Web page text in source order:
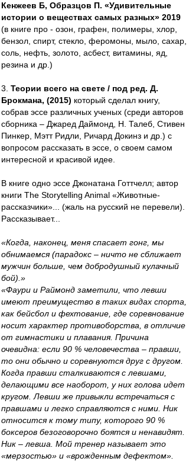
Кенжеев Б, Образцов П. «Удивительные
истории о веществах самых разных» 2019
(в книге про - озон, графен, полимеры, хлор,
бензол, спирт, стекло, феромоны, мыло, сахар,
соль, нефть, золото, асбест, витамины, яд,
резина и др.)
3. Теории всего на свете / под ред. Д.
Брокмана, (2015) который сделал книгу,
собрав эссе различных ученых (среди авторов
сборника – Джаред Даймонд, Н. Талеб, Стивен
Пинкер, Мэтт Ридли, Ричард Докинз и др.) с
вопросом рассказать в эссе, о своем самом
интересной и красивой идее.
В книге одно эссе Джонатана Готтчелл; автор
книги The Storytelling Animal «Животные-
рассказчики»... (жаль на русский не перевели).
Рассказывает...
«Когда, наконец, меня спасает гонг, мы
обнимаемся (парадокс – ничто не сближает
мужчин больше, чем добродушный кулачный
бой).»
«Фаури и Раймонд заметили, что левши
имеют преимущество в таких видах спорта,
как бейсбол и фехтование, где соревнование
носит характер противоборства, в отличие
от гимнастики и плавания. Причина
очевидна: если 90 % человечества – правши,
то они обычно и соревнуются друг с другом.
Когда правши сталкиваются с левшами,
делающими все наоборот, у них голова идет
кругом. Левши же привыкли встречаться с
правшами и легко справляются с ними. Ник
относится к тому типу, которого 90 %
боксеров безоговорочно боятся и ненавидят.
Ник – левша. Мой тренер называет это
«мерзостью» и «врожденным дефектом».